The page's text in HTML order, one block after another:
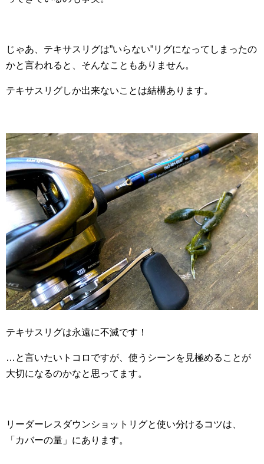
じゃあ、テキサスリグは”いらない”リグになってしまったの
かと言われると、そんなこともありません。
テキサスリグしか出来ないことは結構あります。
テキサスリグは永遠に不滅です！
…と言いたいトコロですが、使うシーンを見極めることが
大切になるのかなと思ってます。
リーダーレスダウンショットリグと使い分けるコツは、
「カバーの量」にあります。